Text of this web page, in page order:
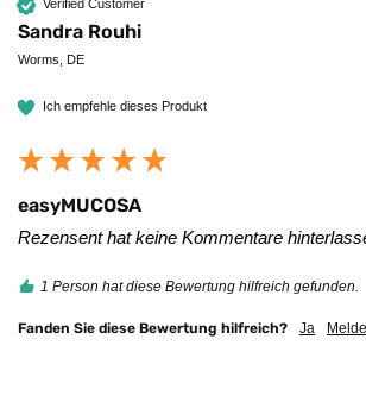
Verified Customer
Sandra Rouhi
Worms, DE
Ich empfehle dieses Produkt
easyMUCOSA
Rezensent hat keine Kommentare
1 Person hat diese Bewertung hilfreich gefunden.
Fanden Sie diese Bewertung hilfreich? Ja